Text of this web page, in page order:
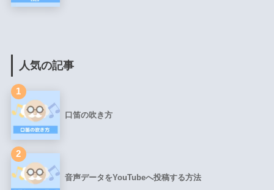
人気の記事
1
口笛の吹き方
2
音声データをYouTubeへ投稿する方法